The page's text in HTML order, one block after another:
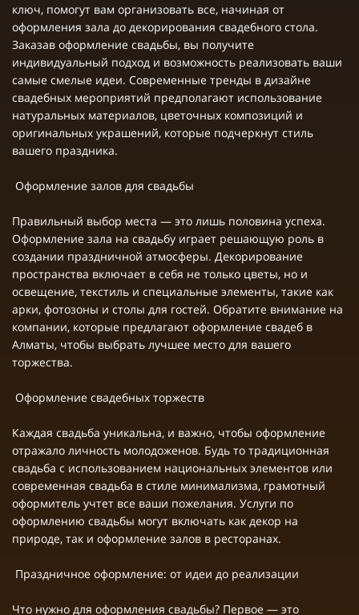
ключ, помогут вам организовать все, начиная от
оформления зала до декорирования свадебного стола.
Заказав оформление свадьбы, вы получите
индивидуальный подход и возможность реализовать ваши
самые смелые идеи. Современные тренды в дизайне
свадебных мероприятий предполагают использование
натуральных материалов, цветочных композиций и
оригинальных украшений, которые подчеркнут стиль
вашего праздника.
Оформление залов для свадьбы
Правильный выбор места — это лишь половина успеха.
Оформление зала на свадьбу играет решающую роль в
создании праздничной атмосферы. Декорирование
пространства включает в себя не только цветы, но и
освещение, текстиль и специальные элементы, такие как
арки, фотозоны и столы для гостей. Обратите внимание на
компании, которые предлагают оформление свадеб в
Алматы, чтобы выбрать лучшее место для вашего
торжества.
Оформление свадебных торжеств
Каждая свадьба уникальна, и важно, чтобы оформление
отражало личность молодоженов. Будь то традиционная
свадьба с использованием национальных элементов или
современная свадьба в стиле минимализма, грамотный
оформитель учтет все ваши пожелания. Услуги по
оформлению свадьбы могут включать как декор на
природе, так и оформление залов в ресторанах.
Праздничное оформление: от идеи до реализации
Что нужно для оформления свадьбы? Первое — это